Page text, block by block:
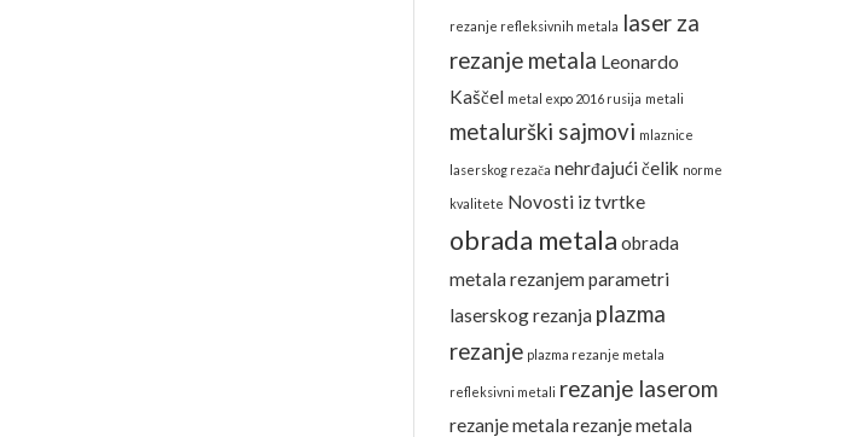
rezanje refleksivnih metala laser za
rezanje metala Leonardo
Kaščel metal expo 2016 rusija metali
metalurški sajmovi mlaznice
laserskog rezača nehrđajući čelik norme
kvalitete Novosti iz tvrtke
obrada metala obrada
metala rezanjem parametri
laserskog rezanja plazma
rezanje plazma rezanje metala
refleksivni metali rezanje laserom
rezanje metala rezanje metala